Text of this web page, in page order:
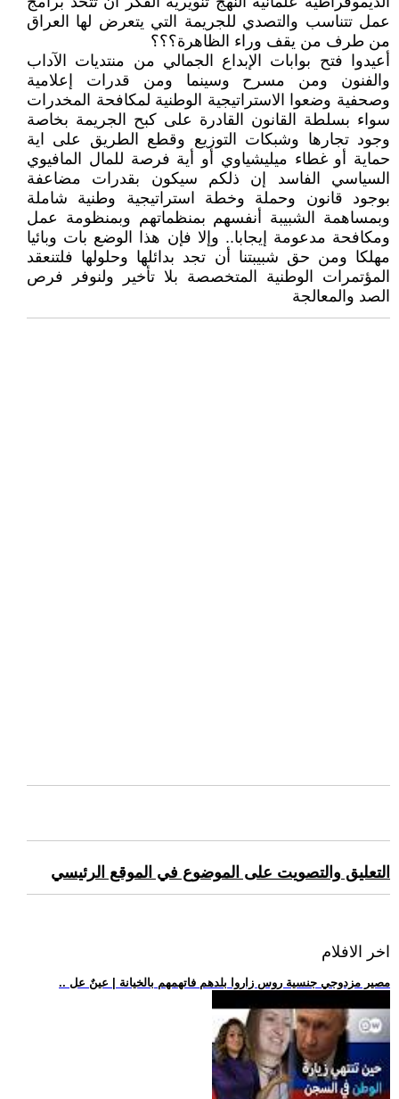
عمل تتناسب والتصدي للجريمة التي يتعرض لها العراق
من طرف من يقف وراء الظاهرة؟؟؟
أعيدوا فتح بوابات الإبداع الجمالي من منتديات الآداب
والفنون ومن مسرح وسينما ومن قدرات إعلامية
وصحفية وضعوا الاستراتيجية الوطنية لمكافحة المخدرات
سواء بسلطة القانون القادرة على كبح الجريمة بخاصة
وجود تجارها وشبكات التوزيع وقطع الطريق على اية
حماية أو غطاء ميليشياوي أو أية فرصة للمال المافيوي
السياسي الفاسد إن ذلكم سيكون بقدرات مضاعفة
بوجود قانون وحملة وخطة استراتيجية وطنية شاملة
وبمساهمة الشبيبة أنفسهم بمنظماتهم وبمنظومة عمل
ومكافحة مدعومة إيجابا.. وإلا فإن هذا الوضع بات وبائيا
مهلكا ومن حق شبيبتنا أن تجد بدائلها وحلولها فلتنعقد
المؤتمرات الوطنية المتخصصة بلا تأخير ولنوفر فرص
الصد والمعالجة
التعليق والتصويت على الموضوع في الموقع الرئيسي
اخر الافلام
.. مصير مزدوجي جنسية روس زاروا بلدهم فاتهمهم بالخيانة | عينٌ عل